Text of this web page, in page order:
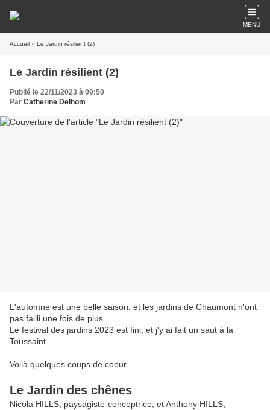
MENU
Accueil » Le Jardin résilient (2)
Le Jardin résilient (2)
Publié le 22/11/2023 à 09:50
Par Catherine Delhom
L'automne est une belle saison, et les jardins de Chaumont n'ont
pas failli une fois de plus.
Le festival des jardins 2023 est fini, et j'y ai fait un saut à la
Toussaint.
Voilà quelques coups de coeur.
Le Jardin des chênes
Nicola HILLS, paysagiste-conceptrice, et Anthony HILLS,